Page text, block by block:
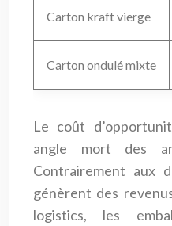
Carton kraft vierge
Carton ondulé mixte
Le coût
angle mort des
Contrairement aux
génèrent des
logistics, les